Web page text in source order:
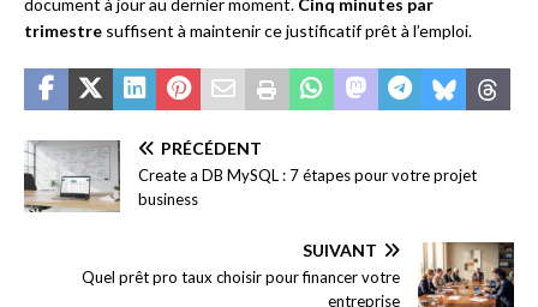
document à jour au dernier moment. Cinq minutes par
trimestre suffisent à maintenir ce justificatif prêt à l’emploi.
PRÉCÉDENT
Create a DB MySQL : 7 étapes pour votre projet
business
SUIVANT
Quel prêt pro taux choisir pour financer votre
entreprise